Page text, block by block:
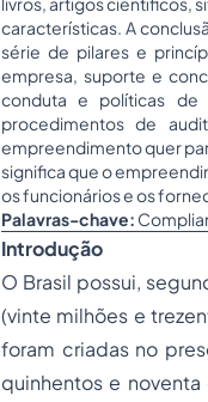
características. A
série de pilares e
empresa, suporte e
conduta e políticas de
procedimentos de
empreendimento quer
significa que o
os funcionários e os
Palavras-chave:
Introdução
O Brasil possui,
(vinte milhões e
foram criadas no
quinhentos e